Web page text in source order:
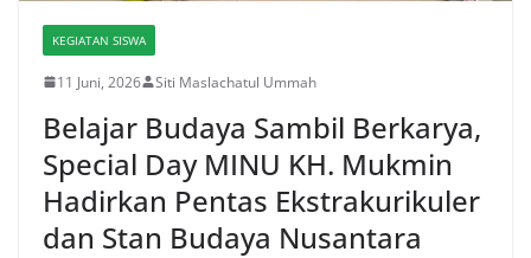
KEGIATAN SISWA
11 Juni, 2026 Siti Maslachatul Ummah
Belajar Budaya Sambil Berkarya,
Special Day MINU KH. Mukmin
Hadirkan Pentas Ekstrakurikuler
dan Stan Budaya Nusantara